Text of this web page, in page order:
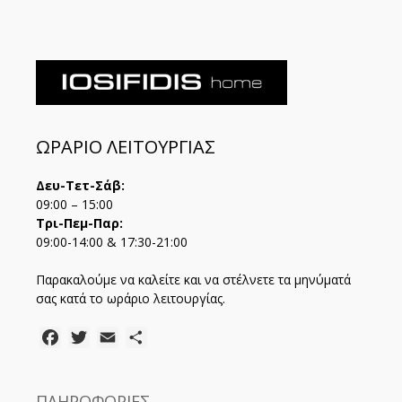
ΩΡΑΡΙΟ ΛΕΙΤΟΥΡΓΙΑΣ
Δευ-Τετ-Σάβ:
09:00 – 15:00
Τρι-Πεμ-Παρ:
09:00-14:00 & 17:30-21:00
Παρακαλούμε να καλείτε και να στέλνετε τα μηνύματά
σας κατά το ωράριο λειτουργίας.
FacebookTwitter
Email